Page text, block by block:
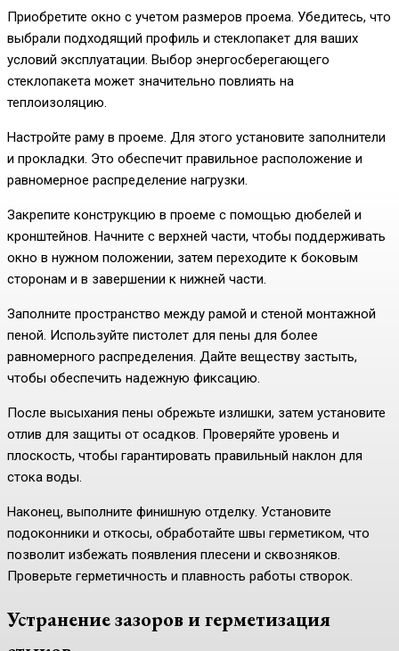
Приобретите окно с учетом размеров проема. Убедитесь, что
выбрали подходящий профиль и стеклопакет для ваших
условий эксплуатации. Выбор энергосберегающего
стеклопакета может значительно повлиять на
теплоизоляцию.
Настройте раму в проеме. Для этого установите заполнители
и прокладки. Это обеспечит правильное расположение и
равномерное распределение нагрузки.
Закрепите конструкцию в проеме с помощью дюбелей и
кронштейнов. Начните с верхней части, чтобы поддерживать
окно в нужном положении, затем переходите к боковым
сторонам и в завершении к нижней части.
Заполните пространство между рамой и стеной монтажной
пеной. Используйте пистолет для пены для более
равномерного распределения. Дайте веществу застыть,
чтобы обеспечить надежную фиксацию.
После высыхания пены обрежьте излишки, затем установите
отлив для защиты от осадков. Проверяйте уровень и
плоскость, чтобы гарантировать правильный наклон для
стока воды.
Наконец, выполните финишную отделку. Установите
подоконники и откосы, обработайте швы герметиком, что
позволит избежать появления плесени и сквозняков.
Проверьте герметичность и плавность работы створок.
Устранение зазоров и герметизация